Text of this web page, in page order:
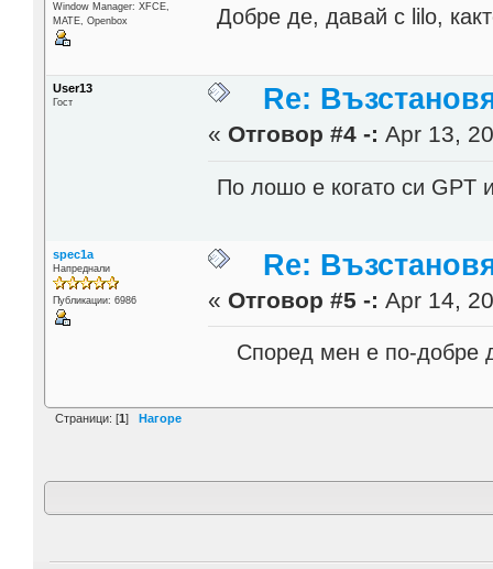
Window Manager: XFCE,
MATE, Openbox
Добре де, давай с lilo,
User13
Гост Re:
« Отговор #4 -: Apr 13,
По лошо е когато си
spec1a
Напреднали
Публикации: 6986
Re:
« Отговор #5 -: Apr 14,
Според мен е по-дoбре
Страници: [1 ] Нагоре